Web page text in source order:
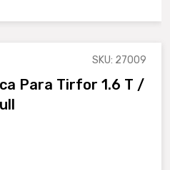
SKU: 27009
Para Tirfor 1.6 T /